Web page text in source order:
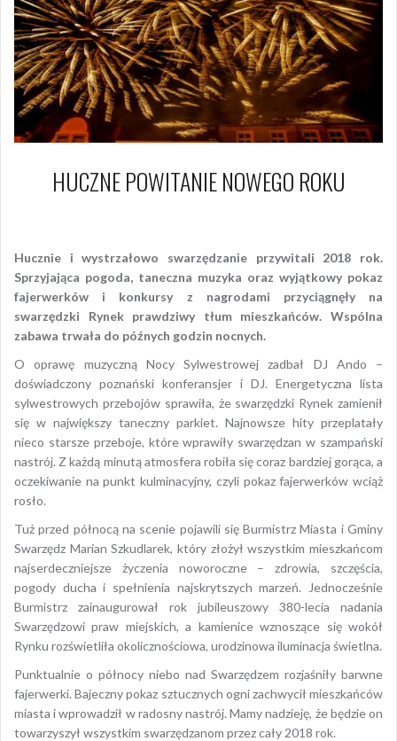
HUCZNE POWITANIE NOWEGO ROKU
Hucznie i wystrzałowo swarzędzanie przywitali 2018 rok.
Sprzyjająca pogoda, taneczna muzyka oraz wyjątkowy pokaz
fajerwerków i konkursy z nagrodami przyciągnęły na
swarzędzki Rynek prawdziwy tłum mieszkańców. Wspólna
zabawa trwała do późnych godzin nocnych.
O oprawę muzyczną Nocy Sylwestrowej zadbał DJ Ando –
doświadczony poznański konferansjer i DJ. Energetyczna lista
sylwestrowych przebojów sprawiła, że swarzędzki Rynek zamienił
się w największy taneczny parkiet. Najnowsze hity przeplatały
nieco starsze przeboje, które wprawiły swarzędzan w szampański
nastrój. Z każdą minutą atmosfera robiła się coraz bardziej gorąca, a
oczekiwanie na punkt kulminacyjny, czyli pokaz fajerwerków wciąż
rosło.
Tuż przed północą na scenie pojawili się Burmistrz Miasta i Gminy
Swarzędz Marian Szkudlarek, który złożył wszystkim mieszkańcom
najserdeczniejsze życzenia noworoczne – zdrowia, szczęścia,
pogody ducha i spełnienia najskrytszych marzeń. Jednocześnie
Burmistrz zainaugurował rok jubileuszowy 380-lecia nadania
Swarzędzowi praw miejskich, a kamienice wznoszące się wokół
Rynku rozświetliła okolicznościowa, urodzinowa iluminacja świetlna.
Punktualnie o północy niebo nad Swarzędzem rozjaśniły barwne
fajerwerki. Bajeczny pokaz sztucznych ogni zachwycił mieszkańców
miasta i wprowadził w radosny nastrój. Mamy nadzieję, że będzie on
towarzyszył wszystkim swarzędzanom przez cały 2018 rok.